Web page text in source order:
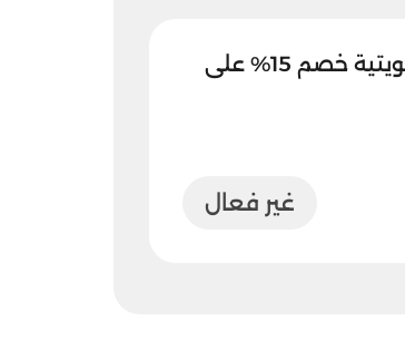
كود خصم الخطوط الجوية الكويتية خصم 15% على
غير فعال